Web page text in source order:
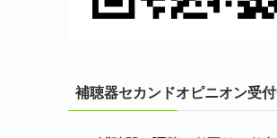
補聴器セカンドオピニオン受